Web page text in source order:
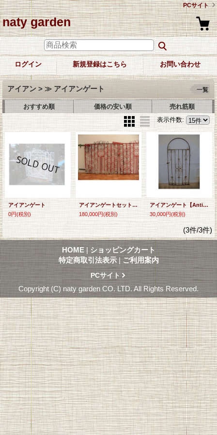
PCサイト
naty garden
ログイン 新規登録はこちら お問い合わせ
アイアン > ≫ アイアンゲート 一覧
おすすめ順 価格の安い順
売れ筋順
表示件数:
アイアンゲート
0円(税別)
アイアンゲートセット【Antique Iron Gate Set】
180,000円(税別)
アイアンゲート【Antique Iron Gate】
30,000円(税別)
(3件/3件)
HOME | ショッピングカート
特定商取引法表示 | ご利用案内
PCサイト
Copyright (C) naty garden CO. LTD. All Rights Reserved.